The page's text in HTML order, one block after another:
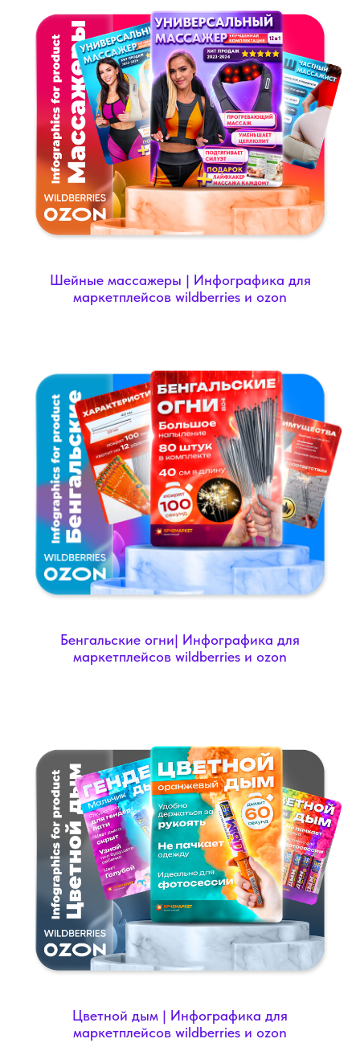
Шейные массажеры | Инфографика для
маркетплейсов wildberries и ozon
Бенгальские огни| Инфографика для
маркетплейсов wildberries и ozon
Цветной дым | Инфографика для
маркетплейсов wildberries и ozon